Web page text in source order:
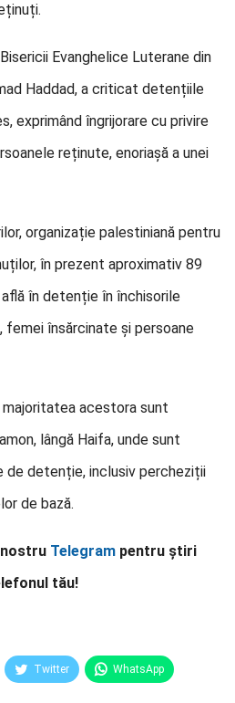
Evanghelice Luterane din
Haddad, a criticat detențiile
exprimând îngrijorare cu privire
reținute, enoriașă a unei
organizație palestiniană pentru
în prezent aproximativ 89
în detenție în închisorile
femei însărcinate și persoane
majoritatea acestora sunt
lângă Haifa, unde sunt
de detenție, inclusiv percheziții
de bază.
Telegram pentru știri
tău!
Twitter WhatsApp